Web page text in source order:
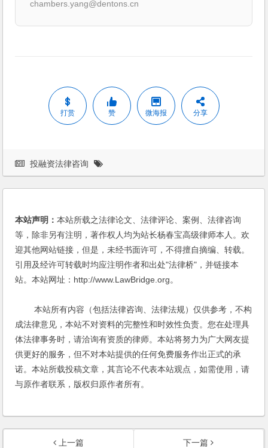
chambers.yang@dentons.cn
打赏 赞 微海报 分享
投融资法律咨询
本站声明：本站所载之法律论文、法律评论、案例、法律咨询
等，除非另有注明，著作权人均为站长杨春宝高级律师本人。欢
迎其他网站链接，但是，未经书面许可，不得擅自摘编、转载。
引用及经许可转载时均应注明作者和出处"法律桥"，并链接本
站。本站网址：http://www.LawBridge.org。
本站所有内容（包括法律咨询、法律法规）仅供参考，不构
成法律意见，本站不对资料的完整性和时效性负责。您在处理具
体法律事务时，请洽询有资质的律师。本站将努力为广大网友提
供更好的服务，但不对本站提供的任何免费服务作出正式的承
诺。本站所载投稿文章，其言论不代表本站观点，如需使用，请
与原作者联系，版权归原作者所有。
上一篇
下一篇